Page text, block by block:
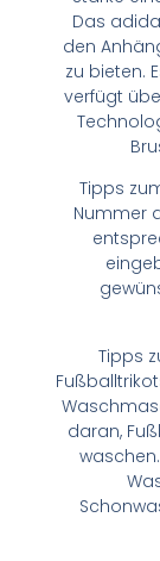
Das
den
zu bieten.
verfügt
Tipps
Nummer
Tipps
daran,